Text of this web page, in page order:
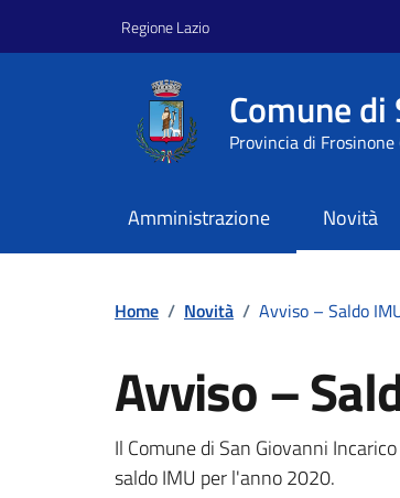
Regione Lazio
Comune
Provincia di Frosinone
Amministrazione Novità
Home / Novità / Avviso – Saldo
Avviso –
Dettagli della
Il Comune di San Giovanni
saldo IMU per l'anno 2020.